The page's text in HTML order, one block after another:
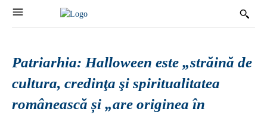
Patriarhia: Halloween este „străină de
cultura, credinţa şi spiritualitatea
românească și „are originea în